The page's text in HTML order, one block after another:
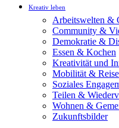
Kreativ leben
Arbeitswelten &
Community &
Demokratie &
Essen & Kochen
Kreativität und
Mobilität &
Soziales
Teilen &
Wohnen &
Zukunftsbilder